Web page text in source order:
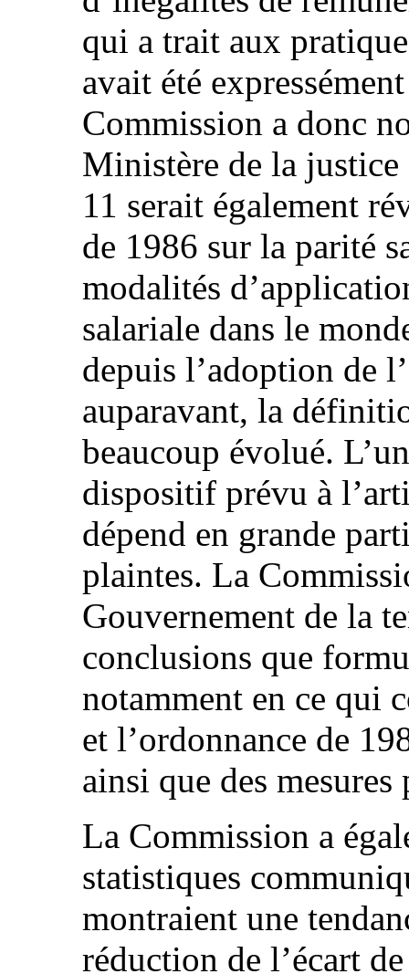
qui a trait aux
avait été
Commission a donc
Ministère de la justice
11 serait également
de 1986 sur la parité
modalités
salariale dans le
depuis l’adoption de
auparavant, la
beaucoup évolué.
dispositif prévu à
dépend en grande
plaintes. La
Gouvernement de la
conclusions que
notamment en ce qui
et l’ordonnance de
ainsi que des mesures
La Commission a
statistiques
montraient une
réduction de l’écart